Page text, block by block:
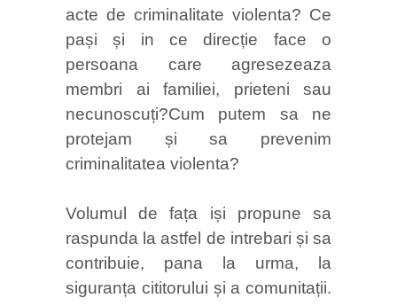
acte de criminalitate violenta? Ce
pași și in ce direcție face o
persoana care agresezeaza
membri ai familiei, prieteni sau
necunoscuți?Cum putem sa ne
protejam și sa prevenim
criminalitatea violenta?
Volumul de fața iși propune sa
raspunda la astfel de intrebari și sa
contribuie, pana la urma, la
siguranța cititorului și a comunitații.